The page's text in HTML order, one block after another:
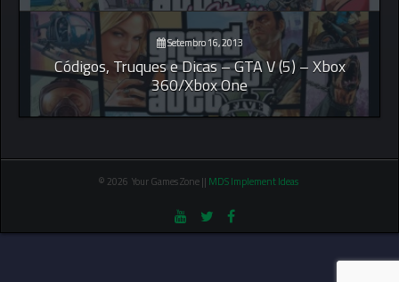
Setembro 16, 2013
Códigos, Truques e Dicas – GTA V (5) – Xbox
360/Xbox One
© 2026 Your Games Zone || MDS Implement Ideas